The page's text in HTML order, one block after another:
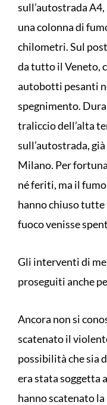
sull’autostrada
una colonna di
chilometri. Sul
da tutto il Veneto,
autobotti pesanti
spegnimento.
traliccio dell’alta
sull’autostrada,
Milano. Per
né feriti, ma il
hanno chiuso tutte
fuoco venisse
Gli interventi di
proseguiti anche
Ancora non si
scatenato il
possibilità che sia
era stata soggetta
hanno scatenato